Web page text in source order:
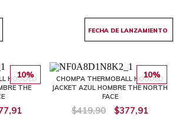
10%
HOODED
THE
10%
CHOMPA THERMOBALL HOODED
JACKET AZUL HOMBRE THE NORTH
FACE
$419,90 $377,91